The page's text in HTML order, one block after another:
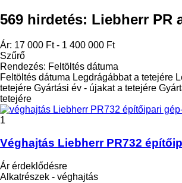
569 hirdetés: Liebherr PR
Ár: 17 000 Ft - 1 400 000 Ft
Szűrő
Rendezés: Feltöltés dátuma
Feltöltés dátuma Legdrágábbat a tetejére
tetejére Gyártási év - újakat a tetejére
tetejére
1
Véghajtás Liebherr PR732
Ár érdeklődésre
Alkatrészek - véghajtás